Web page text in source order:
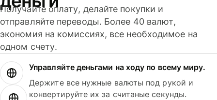
Получайте оплату, делайте покупки и
отправляйте переводы. Более 40 валют,
экономия на комиссиях, все необходимое на
одном счету.
Управляйте деньгами на ходу по всему миру.
Держите все нужные валюты под рукой и
конвертируйте их за считаные секунды.